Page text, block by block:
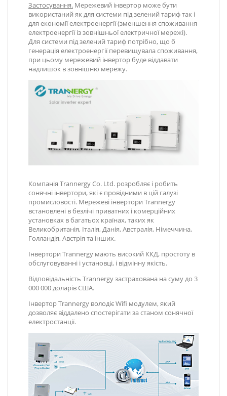
Застосування. Мережевий інвертор може бути
використаний як для системи під зелений тариф так і
для економії електроенергії (зменшення споживання
електроенергії із зовнішньої електричної мережі).
Для системи під зелений тариф потрібно, що б
генерація електроенергії перевищувала споживання,
при цьому мережевий інвертор буде віддавати
надлишок в зовнішню мережу.
Компанія Trannergy Co. Ltd. розробляє і робить
сонячні інвертори, які є провідними в цій галузі
промисловості. Мережеві інвертори Trannergy
встановлені в безлічі приватних і комерційних
установках в багатьох країнах, таких як
Великобританія, Італія, Данія, Австралія, Німеччина,
Голландія, Австрія та інших.
Інвертори Trannergy мають високий ККД, простоту в
обслуговуванні і установці, і відмінну якість.
Відповідальність Trannergy застрахована на суму до 3
000 000 доларів США.
Інвертор Trannergy володіє Wifi модулем, який
дозволяє віддалено спостерігати за станом сонячної
електростанції.